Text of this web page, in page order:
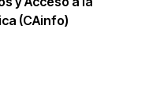
(CAinfo)